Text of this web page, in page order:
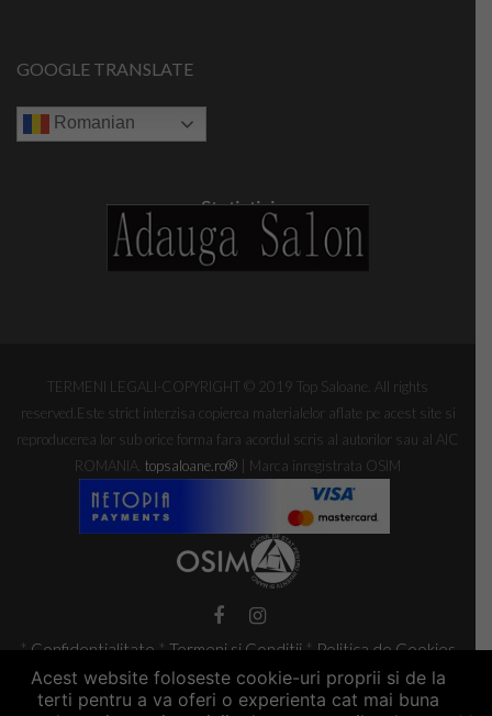
GOOGLE TRANSLATE
Romanian
Statistici
TERMENI LEGALI-COPYRIGHT © 2019 Top Saloane. All rights
reserved.Este strict interzisa copierea materialelor aflate pe acest site si
reproducerea lor sub orice forma fara acordul scris al autorilor sau al AIC
ROMANIA. topsaloane.ro® | Marca inregistrata OSIM
* Confidentialitate * Termeni si Conditii * Politica de Cookies
*GDPR
Acest website foloseste cookie-uri proprii si de la
terti pentru a va oferi o experienta cat mai buna